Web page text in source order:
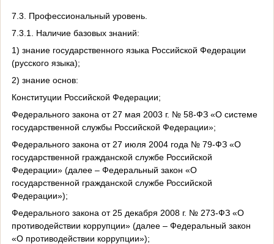
7.3. Профессиональный уровень.
7.3.1. Наличие базовых знаний:
1) знание государственного языка Российской Федерации
(русского языка);
2) знание основ:
Конституции Российской Федерации;
Федерального закона от 27 мая 2003 г. № 58-ФЗ «О системе
государственной службы Российской Федерации»;
Федерального закона от 27 июля 2004 года № 79-ФЗ «О
государственной гражданской службе Российской
Федерации» (далее – Федеральный закон «О
государственной гражданской службе Российской
Федерации»);
Федерального закона от 25 декабря 2008 г. № 273-ФЗ «О
противодействии коррупции» (далее – Федеральный закон
«О противодействии коррупции»);